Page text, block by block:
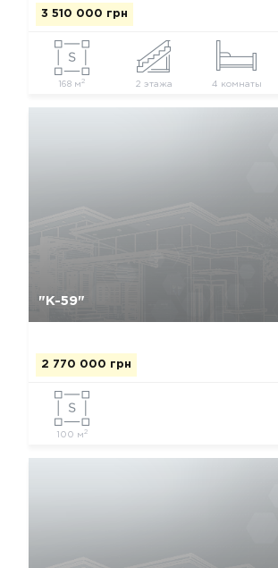
3 510 000 грн
168 м 2 2 этажа 4 комнаты
"К-59"
2 770 000 грн
100 м 2